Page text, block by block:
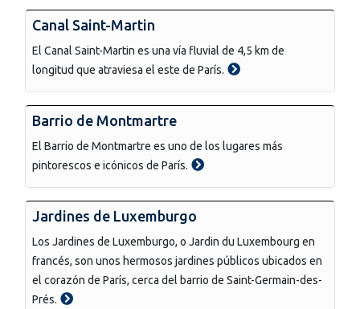
Canal Saint-Martin
El Canal Saint-Martin es una vía fluvial de 4,5 km de
longitud que atraviesa el este de París.
Barrio de Montmartre
El Barrio de Montmartre es uno de los lugares más
pintorescos e icónicos de París.
Jardines de Luxemburgo
Los Jardines de Luxemburgo, o Jardin du Luxembourg en
francés, son unos hermosos jardines públicos ubicados en
el corazón de París, cerca del barrio de Saint-Germain-des-
Prés.